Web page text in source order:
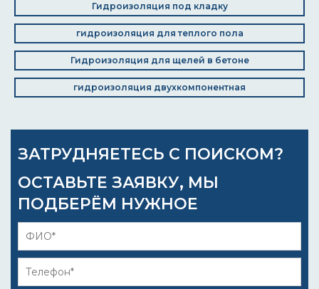
Гидроизоляция под кладку
гидроизоляция для теплого пола
Гидроизоляция для щелей в бетоне
гидроизоляция двухкомпонентная
ЗАТРУДНЯЕТЕСЬ С ПОИСКОМ?
ОСТАВЬТЕ ЗАЯВКУ, МЫ
ПОДБЕРЁМ НУЖНОЕ